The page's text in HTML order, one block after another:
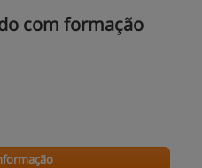
com formação